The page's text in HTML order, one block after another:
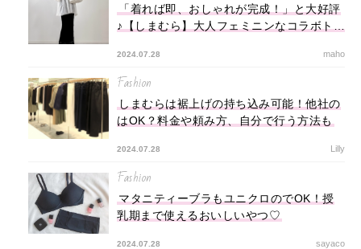
「着れば即、おしゃれが完成！」と大好評
♪【しまむら】大人フェミニンなコラボトッ
2024.07.28 maho
Fashion
しまむらは裾上げの持ち込み可能！他社の
はOK？料金や頼み方、自分で行う方法も
2024.07.28 Lilly
Fashion
マタニティーブラもユニクロのでOK！授
乳期まで使えるおいしいやつ♡
2024.07.28 sayaco